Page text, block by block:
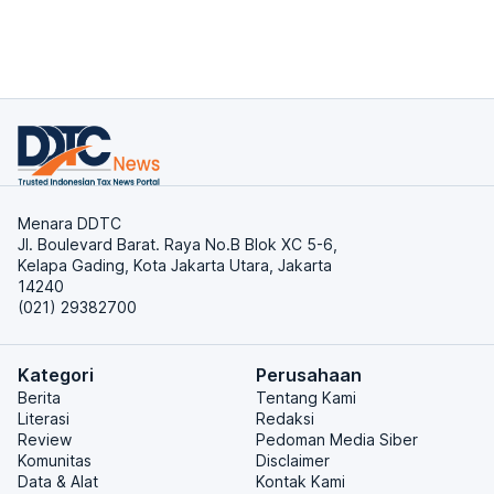
Menara DDTC
Jl. Boulevard Barat. Raya No.B Blok XC 5-6,
Kelapa Gading, Kota Jakarta Utara, Jakarta
14240
(021) 29382700
Kategori
Berita
Literasi
Review
Komunitas
Data & Alat
Perusahaan
Tentang Kami
Redaksi
Pedoman Media Siber
Disclaimer
Kontak Kami